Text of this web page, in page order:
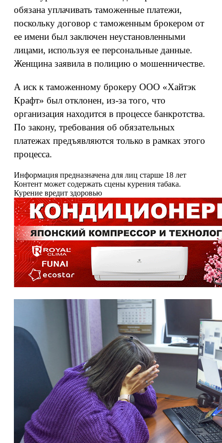
обязана уплачивать таможенные платежи,
поскольку договор с таможенным брокером от
ее имени был заключен неустановленными
лицами, используя ее персональные данные.
Женщина заявила в полицию о мошенничестве.
А иск к таможенному брокеру ООО «Хайтэк
Крафт» был отклонен, из-за того, что
организация находится в процессе банкротства.
По закону, требования об обязательных
платежах предъявляются только в рамках этого
процесса.
Информация предназначена для лиц старше 18 лет
Контент может содержать сцены курения табака.
Курение вредит здоровью